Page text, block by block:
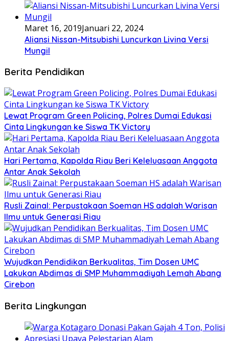
Maret 16, 2019Januari 22, 2024
Aliansi Nissan-Mitsubishi Luncurkan Livina Versi
Mungil
Berita Pendidikan
Lewat Program Green Policing, Polres Dumai Edukasi
Cinta Lingkungan ke Siswa TK Victory
Hari Pertama, Kapolda Riau Beri Keleluasaan Anggota
Antar Anak Sekolah
Rusli Zainal: Perpustakaan Soeman HS adalah Warisan
Ilmu untuk Generasi Riau
Wujudkan Pendidikan Berkualitas, Tim Dosen UMC
Lakukan Abdimas di SMP Muhammadiyah Lemah Abang
Cirebon
Berita Lingkungan